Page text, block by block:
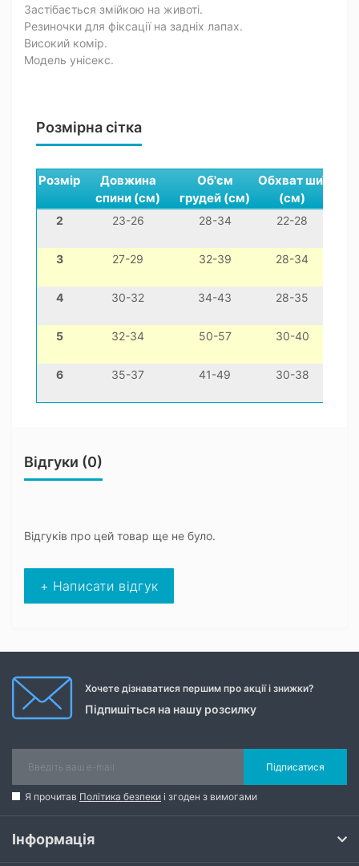
Застібається змійкою на животі.
Резиночки для фіксації на задніх лапах.
Високий комір.
Модель унісекс.
Розмірна сітка
Розмір
Довжина
спини (см)
Об'єм
грудей (см)
Обхват шиї
(см)
2 23-26 28-34 22-28
3 27-29 32-39 28-34
4 30-32 34-43 28-35
5 32-34 50-57 30-40
6 35-37 41-49 30-38
Відгуки (0)
Відгуків про цей товар ще не було.
+ Написати відгук
Хочете дізнаватися першим про акції і знижки?
Підпишіться на нашу розсилку
Підписатися
Я прочитав Політика безпеки і згоден з вимогами
Інформація